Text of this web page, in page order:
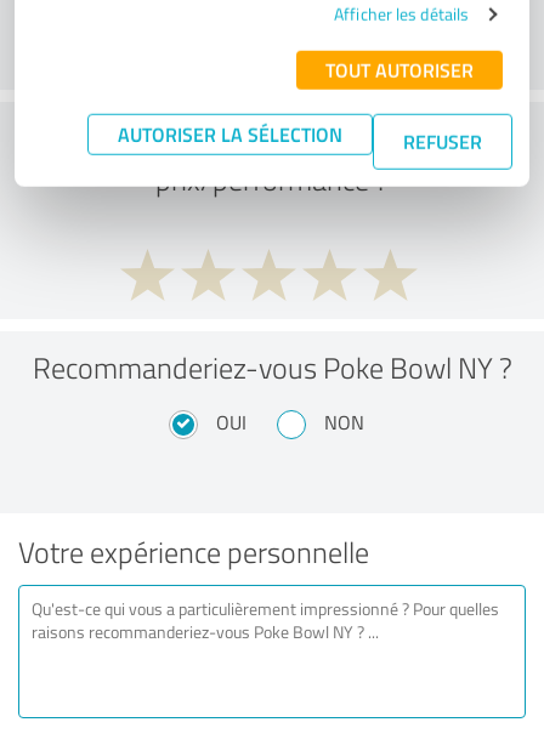
Afficher les détails
TOUT AUTORISER
AUTORISER LA SÉLECTION REFUSER
Que pensez-vous du rapport
prix/performance ?
Recommanderiez-vous Poke Bowl NY ?
OUI NON
Votre expérience personnelle